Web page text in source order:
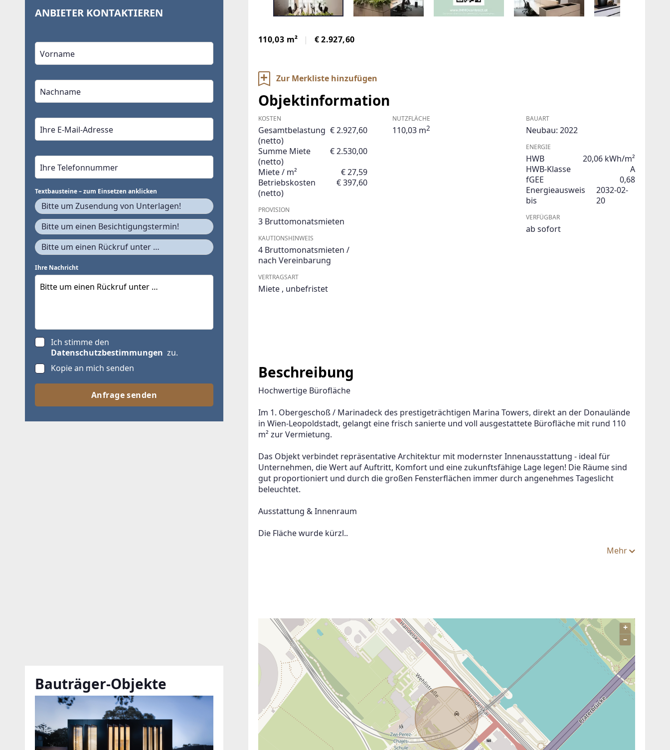
110,03 m² € 2.927,60
Zur Merkliste hinzufügen
Objektinformation
KOSTEN
Gesamtbelastung
(netto)
€ 2.927,60
Summe Miete
(netto)
€ 2.530,00
Miete / m²
€ 27,59
Betriebskosten
(netto)
€ 397,60
PROVISION
3 Bruttomonatsmieten
KAUTIONSHINWEIS
4 Bruttomonatsmieten /
nach Vereinbarung
VERTRAGSART
Miete , unbefristet
NUTZFLÄCHE
110,03 m2
BAUART
Neubau: 2022
ENERGIE
HWB
20,06 kWh/m²
HWB-Klasse
A
fGEE
0,68
Energieausweis
bis
2032-02-
20
VERFÜGBAR
ab sofort
Beschreibung
Hochwertige Bürofläche
Im 1. Obergeschoß / Marinadeck des prestigeträchtigen Marina Towers, direkt an der Donaulände
in Wien-Leopoldstadt, gelangt eine frisch sanierte und voll ausgestattete Bürofläche mit rund 110
m² zur Vermietung.
Das Objekt verbindet repräsentative Architektur mit modernster Innenausstattung - ideal für
Unternehmen, die Wert auf Auftritt, Komfort und eine zukunftsfähige Lage legen! Die Räume sind
gut proportioniert und durch die großen Fensterflächen immer durch angenehmes Tageslicht
beleuchtet.
Ausstattung & Innenraum
Die Fläche wurde kürzl..
Mehr
+
–
ANBIETER KONTAKTIEREN
ANBIETER KONTAKTIEREN
Textbausteine – zum Einsetzen anklicken
Bitte um Zusendung von Unterlagen!
Bitte um einen Besichtigungstermin!
Bitte um einen Rückruf unter …
Ihre Nachricht
Ich stimme den
Datenschutzbestimmungen zu.
Kopie an mich senden
Anfrage senden
Bauträger-Objekte